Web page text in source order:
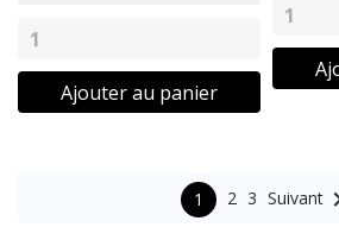
Ajouter au panier
1 2 3 Suivant